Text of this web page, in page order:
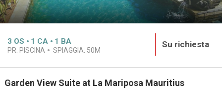
3 OS 1 CA 1 BA
PR. PISCINA SPIAGGIA: 50M
Su richiesta
Garden View Suite at La Mariposa Mauritius